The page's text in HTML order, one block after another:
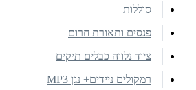
סוללות
פנסים ותאורת חרום
ציוד נלווה כבלים תיקים
רמקולים ניידים+ נגן MP3